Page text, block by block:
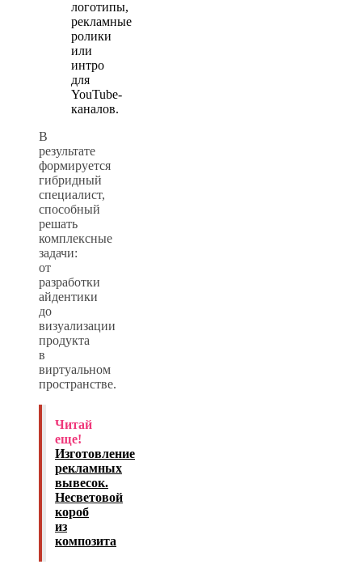
логотипы,
рекламные
ролики
или
интро
для
YouTube-
каналов.
В
результате
формируется
гибридный
специалист,
способный
решать
комплексные
задачи:
от
разработки
айдентики
до
визуализации
продукта
в
виртуальном
пространстве.
Читай
еще!
Изготовление
рекламных
вывесок.
Несветовой
короб
из
композита